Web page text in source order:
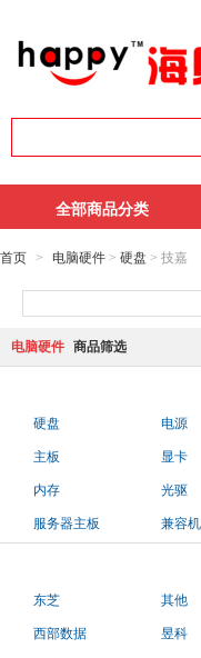
全部商品分类
首页 > 电脑硬件 > 硬盘 > 技嘉
电脑硬件 商品筛选
硬盘 电源
主板 显卡
内存 光驱
服务器主板 兼容机
东芝 其他
西部数据 昱科